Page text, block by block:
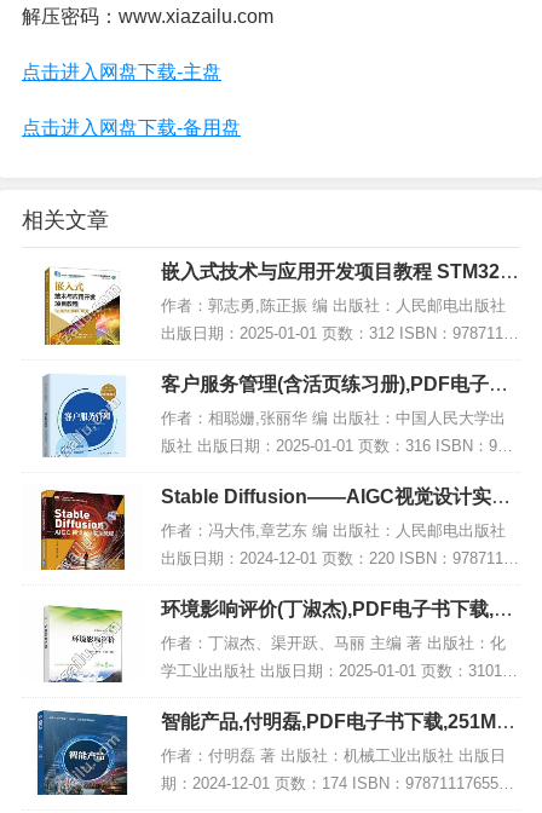
解压密码：www.xiazailu.com
点击进入网盘下载-主盘
点击进入网盘下载-备用盘
相关文章
嵌入式技术与应用开发项目教程 STM32版
微课版 第2版,PDF下载
作者：郭志勇,陈正振 编 出版社：人民邮电出版社
出版日期：2025-01-01 页数：312 ISBN：97871156
55790 电子书大小：235MB [高清扫描版PDF格式]
内容简...
客户服务管理(含活页练习册),PDF电子书
网盘下载
作者：相聪姗,张丽华 编 出版社：中国人民大学出
版社 出版日期：2025-01-01 页数：316 ISBN：978
7300330402 电子书大小：205MB [高清扫描版PDF
格式] 内...
Stable Diffusion——AIGC视觉设计实战
教程 微课版,PDF下载
作者：冯大伟,章艺东 编 出版社：人民邮电出版社
出版日期：2024-12-01 页数：220 ISBN：97871156
50122 电子书大小：187MB [高清扫描版PDF格式]
内容简...
环境影响评价(丁淑杰),PDF电子书下载,网
盘资源
作者：丁淑杰、渠开跃、马丽 主编 著 出版社：化
学工业出版社 出版日期：2025-01-01 页数：3101 I
SBN：9787122463760 电子书大小：217MB [高清
扫描版PDF格...
智能产品,付明磊,PDF电子书下载,251MB,
网盘资源
作者：付明磊 著 出版社：机械工业出版社 出版日
期：2024-12-01 页数：174 ISBN：9787111765585